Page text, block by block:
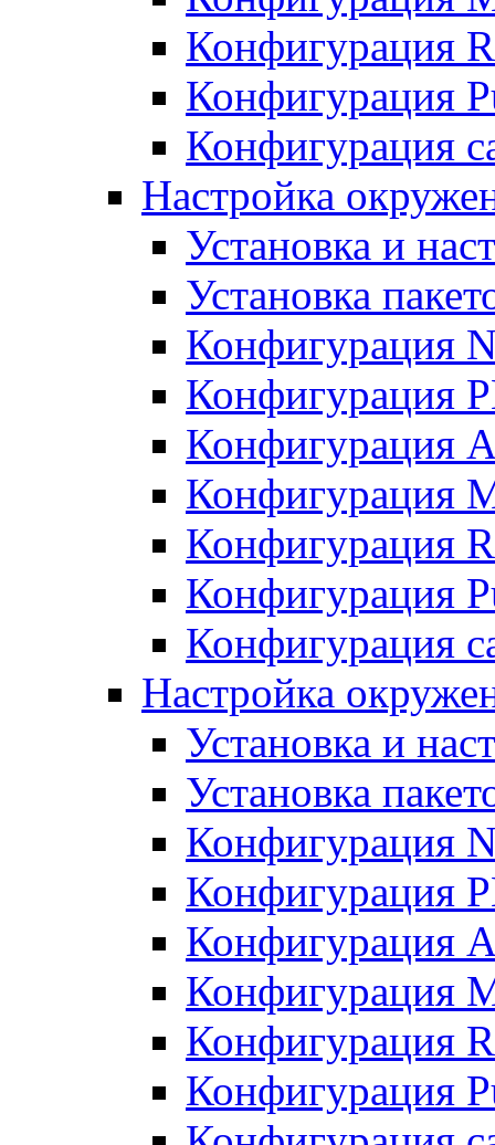
Конфигурация
Конфигурация
Конфигурация
Настройка
Установка и
Установка
Конфигурация
Конфигурация
Конфигурация
Конфигурация
Конфигурация
Конфигурация
Конфигурация
Настройка
Установка и
Установка
Конфигурация
Конфигурация
Конфигурация
Конфигурация
Конфигурация
Конфигурация